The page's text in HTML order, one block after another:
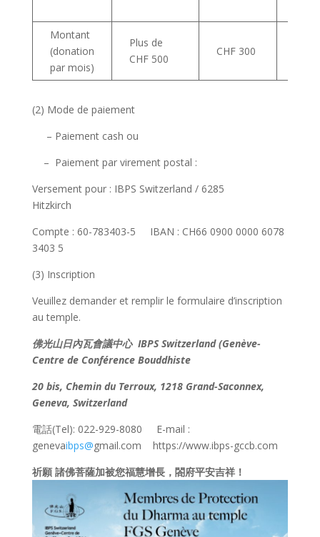
Montant
(donation
par mois)
Plus de
CHF 500
CHF 300
(2) Mode de paiement
– Paiement cash ou
– Paiement par virement postal :
Versement pour : IBPS Switzerland / 6285
Hitzkirch
Compte : 60-783403-5 IBAN : CH66 0900 0000 6078
3403 5
(3) Inscription
Veuillez demander et remplir le formulaire d’inscription
au temple.
佛光山日內瓦會議中心IBPS Switzerland (Genève-
Centre de Conférence Bouddhiste
20 bis, Chemin du Terroux, 1218 Grand-Saconnex,
Geneva, Switzerland
電話(Tel): 022-929-8080 E-mail :
genevaibps@gmail.com https://www.ibps-gccb.com
祈願 諸佛菩薩加被您福慧增長，閤府平安吉祥！